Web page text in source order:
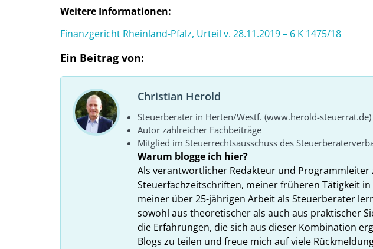
Weitere Informationen:
Finanzgericht Rheinland-Pfalz, Urteil v. 28.11.2019 – 6 K 1475/18
Ein Beitrag von:
Christian Herold
Steuerberater in Herten/Westf. (www.herold-steuerrat.de)
Autor zahlreicher Fachbeiträge
Mitglied im Steuerrechtsausschuss des
Warum blogge ich hier?
Als verantwortlicher Redakteur und Programmleiter
Steuerfachzeitschriften, meiner früheren Tätigkeit
meiner über 25-jährigen Arbeit als Steuerberater
sowohl aus theoretischer als auch aus praktischer
die Erfahrungen, die sich aus dieser Kombination
Blogs zu teilen und freue mich auf viele